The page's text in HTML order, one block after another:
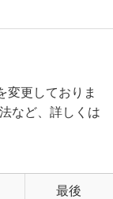
変更しておりま
など、詳しくは
最後